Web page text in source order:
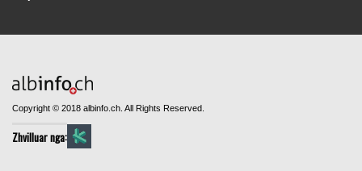
Copyright © 2018 albinfo.ch. All Rights Reserved.
Zhvilluar nga: